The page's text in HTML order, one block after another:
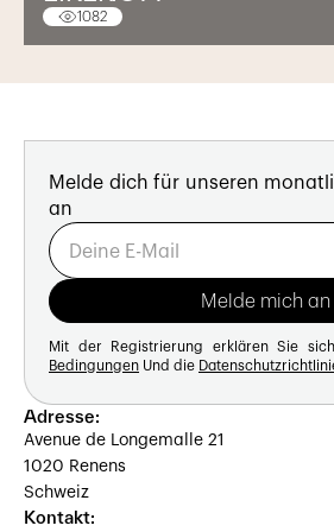
1082
Melde dich für unseren
an
Mit der Registrierung erklären Sie
Bedingungen Und die
Adresse:
Avenue de Longemalle 21
1020 Renens
Schweiz
Kontakt: